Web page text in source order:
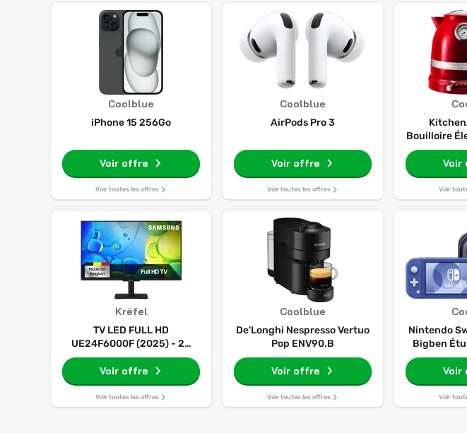
Coolblue
iPhone 15 256Go
Voir offre
Voir toutes les offres
Coolblue
AirPods Pro 3
Voir offre
Voir toutes les offres
Bouilloire
Voir
Voir
Krëfel
TV LED FULL HD
UE24F6000F (2025) - 24
pouces
Voir offre
Voir toutes les offres
Coolblue
De'Longhi Nespresso Vertuo
Pop ENV90.B
Voir offre
Voir toutes les offres
Nintendo
Bigben
Voir
Voir